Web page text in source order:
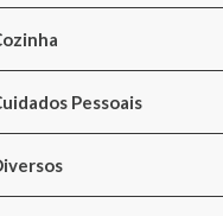
Pessoais